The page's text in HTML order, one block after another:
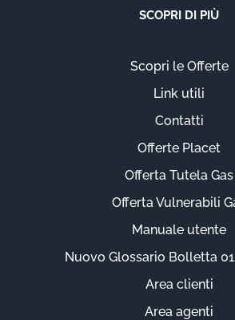
SCOPRI DI PIÙ
Scopri le Offerte
Link utili
Contatti
Offerte Placet
Offerta Tutela Gas
Offerta Vulnerabili
Manuale utente
Nuovo Glossario Bolletta
Area clienti
Area agenti